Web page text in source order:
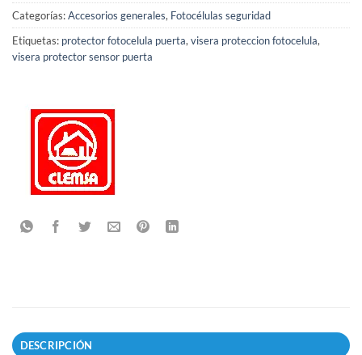
Categorías:Accesorios generales, Fotocélulas seguridad
Etiquetas: protector fotocelula puerta, visera proteccion fotocelula,
visera protector sensor puerta
DESCRIPCIÓN